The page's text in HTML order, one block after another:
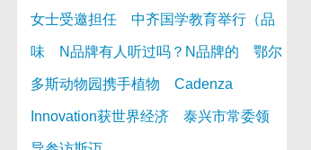
女士受邀担任 中齐国学教育举行（品
味 N品牌有人听过吗？N品牌的 鄂尔
多斯动物园携手植物 Cadenza
Innovation获世界经济 泰兴市常委领